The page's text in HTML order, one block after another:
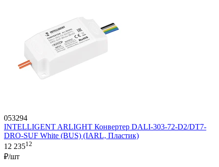
053294
INTELLIGENT ARLIGHT Конвертер DALI-303-72-D2/DT7-
DRO-SUF White (BUS) (IARL, Пластик)
12 23512
₽/шт